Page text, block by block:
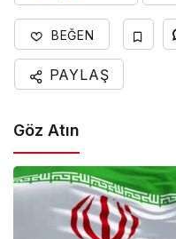
BEĞEN
PAYLAŞ
Göz Atın